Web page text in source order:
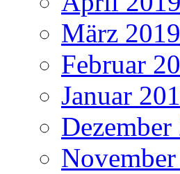
März 2019
Februar
Januar
Dezember